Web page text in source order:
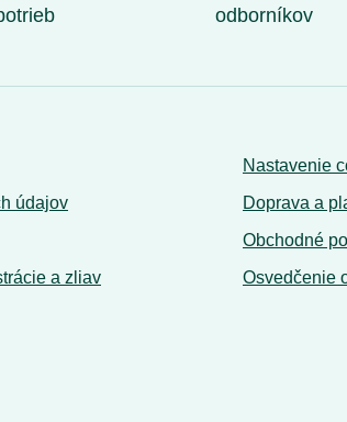
odborníkov
údajov
a zliav
Nastavenie
Doprava a
Obchodné
Osvedčenie